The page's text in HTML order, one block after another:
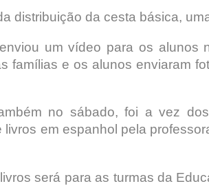
distribuição da cesta básica,
um vídeo para os alunos
famílias e os alunos enviaram
no sábado, foi a vez
em espanhol pela
será para as turmas da